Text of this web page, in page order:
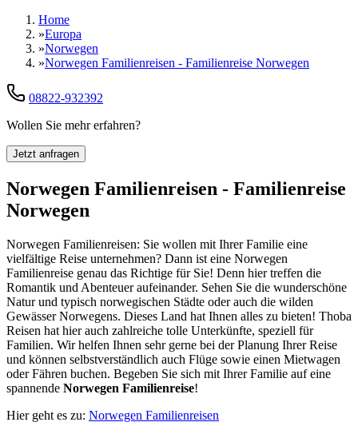
Home
»Europa
»Norwegen
»Norwegen Familienreisen - Familienreise Norwegen
08822-932392
Wollen Sie mehr erfahren?
Jetzt anfragen
Norwegen Familienreisen - Familienreise
Norwegen
Norwegen Familienreisen: Sie wollen mit Ihrer Familie eine
vielfältige Reise unternehmen? Dann ist eine Norwegen
Familienreise genau das Richtige für Sie! Denn hier treffen die
Romantik und Abenteuer aufeinander. Sehen Sie die wunderschöne
Natur und typisch norwegischen Städte oder auch die wilden
Gewässer Norwegens. Dieses Land hat Ihnen alles zu bieten! Thoba
Reisen hat hier auch zahlreiche tolle Unterkünfte, speziell für
Familien. Wir helfen Ihnen sehr gerne bei der Planung Ihrer Reise
und können selbstverständlich auch Flüge sowie einen Mietwagen
oder Fähren buchen. Begeben Sie sich mit Ihrer Familie auf eine
spannende Norwegen Familienreise!
Hier geht es zu: Norwegen Familienreisen